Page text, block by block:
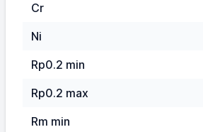
Cr
Ni
Rp0.2 min
Rp0.2 max
Rm min